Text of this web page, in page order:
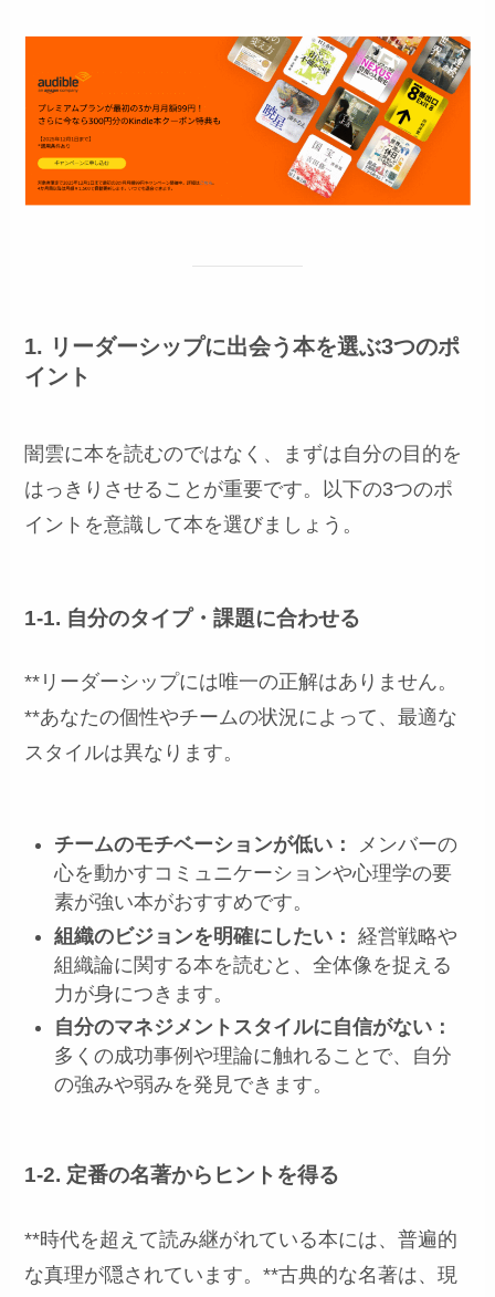
1. リーダーシップに出会う本を選ぶ3つのポ
イント
闇雲に本を読むのではなく、まずは自分の目的を
はっきりさせることが重要です。以下の3つのポ
イントを意識して本を選びましょう。
1-1. 自分のタイプ・課題に合わせる
**リーダーシップには唯一の正解はありません。
**あなたの個性やチームの状況によって、最適な
スタイルは異なります。
チームのモチベーションが低い：
メンバーの
心を動かすコミュニケーションや心理学の要
素が強い本がおすすめです。
組織のビジョンを明確にしたい： 経営戦略や
組織論に関する本を読むと、全体像を捉える
力が身につきます。
自分のマネジメントスタイルに自信がない：
多くの成功事例や理論に触れることで、自分
の強みや弱みを発見できます。
1-2. 定番の名著からヒントを得る
**時代を超えて読み継がれている本には、普遍的
な真理が隠されています。**古典的な名著は、現